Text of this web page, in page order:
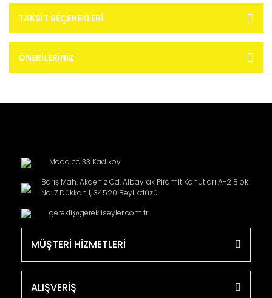
TAKSIT SEÇENEKLERI
ÖNERILERINIZ
Moda cd.33 Kadikoy
Barış Mah. Akdeniz Cd. Albayrak Piramit Konutları A-2 Blok
No: 7 Dükkan 1, 34520 Beylikdüzü
gerekli@gerekliseyler.com.tr
MÜŞTERİ HİZMETLERİ
ALIŞVERİŞ